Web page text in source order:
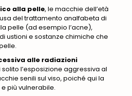
alla pelle, le macchie dell’età
del trattamento analfabeta di
pelle (ad esempio l’acne),
ustioni e sostanze chimiche che
alle radiazioni
solito l’esposizione aggressiva al
senili sul viso, poiché qui la
più vulnerabile.